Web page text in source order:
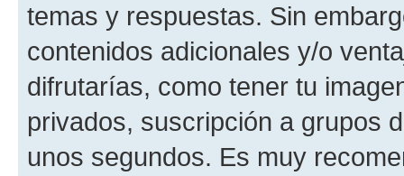
temas y respuestas. Sin
contenidos adicionales y/o
difrutarías, como tener tu
privados, suscripción a grupos
unos segundos. Es muy